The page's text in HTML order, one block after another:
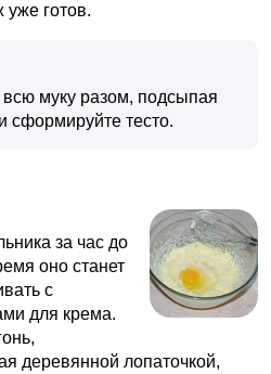
уже готов.
муку разом, подсыпая
тесто.
за час до
оно станет
с
для крема.
деревянной лопаточкой,